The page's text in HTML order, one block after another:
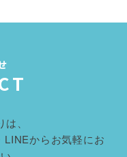
、
LINEからお気軽にお